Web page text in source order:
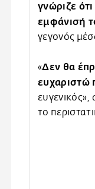
γνώριζε
εμφάνισή
γεγονός
«Δεν θα
ευχαριστώ
το